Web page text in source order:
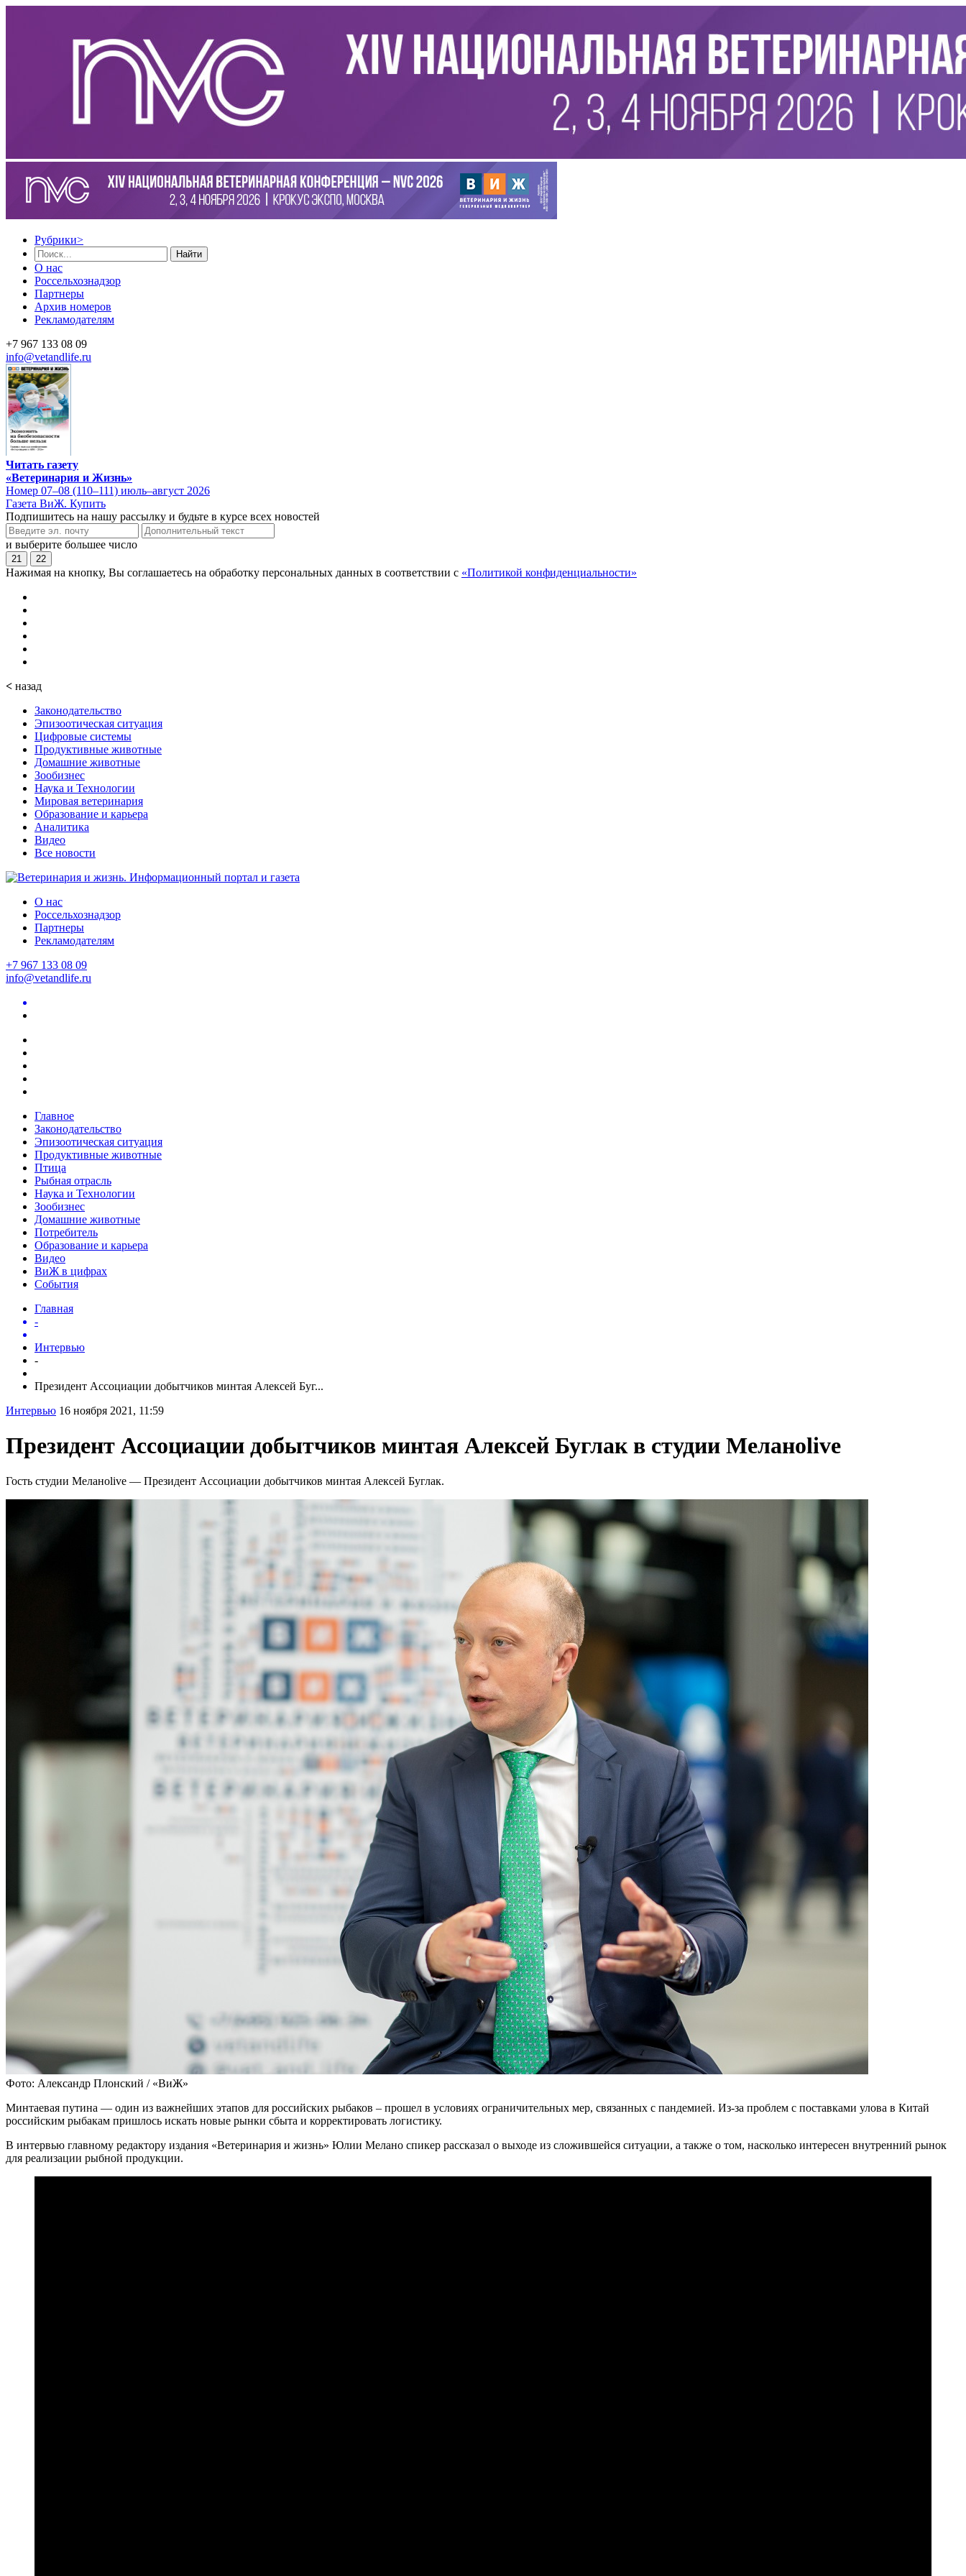
Рубрики>
Найти
О нас
Россельхознадзор
Партнеры
Архив номеров
Рекламодателям
+7 967 133 08 09
info@vetandlife.ru
Читать газету
«Ветеринария и Жизнь»
Номер 07–08 (110–111) июль–август 2026
Газета ВиЖ. Купить
Подпишитесь на нашу рассылку и будьте в курсе всех новостей
и выберите большее число
21 22
Нажимая на кнопку, Вы соглашаетесь на обработку персональных данных в соответствии с «Политикой конфиденциальности»
< назад
Законодательство
Эпизоотическая ситуация
Цифровые системы
Продуктивные животные
Домашние животные
Зообизнес
Наука и Технологии
Мировая ветеринария
Образование и карьера
Аналитика
Видео
Все новости
О нас
Россельхознадзор
Партнеры
Рекламодателям
+7 967 133 08 09
info@vetandlife.ru
Главное
Законодательство
Эпизоотическая ситуация
Продуктивные животные
Птица
Рыбная отрасль
Наука и Технологии
Зообизнес
Домашние животные
Потребитель
Образование и карьера
Видео
ВиЖ в цифрах
События
Главная
-
Интервью
-
Президент Ассоциации добытчиков минтая Алексей Буг...
Интервью 16 ноября 2021, 11:59
Президент Ассоциации добытчиков минтая Алексей Буглак в студии Меланоlive
Гость студии Меланоlive — Президент Ассоциации добытчиков минтая Алексей Буглак.
Фото: Александр Плонский / «ВиЖ»
Минтаевая путина — один из важнейших этапов для российских рыбаков – прошел в условиях ограничительных мер, связанных с пандемией. Из-за проблем с поставками улова в Китай
российским рыбакам пришлось искать новые рынки сбыта и корректировать логистику.
В интервью главному редактору издания «Ветеринария и жизнь» Юлии Мелано спикер рассказал о выходе из сложившейся ситуации, а также о том, насколько интересен внутренний рынок
для реализации рыбной продукции.